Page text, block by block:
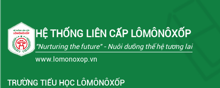
HỆ THỐNG LIÊN CẤP LÔMÔNÔXỐP
"Nurturing the future"- Nuôi dưỡng thế hệ tương lai
www.lomonoxop.vn
TRƯỜNG TIỂU HỌC LÔMÔNÔXỐP